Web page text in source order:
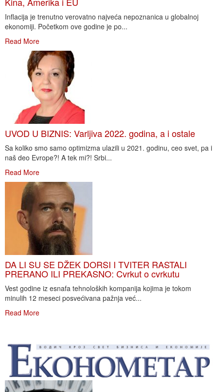
Inflacija je trenutno verovatno najveća nepoznanica u globalnoj
ekonomiji. Početkom ove godine je po...
Read More
UVOD U BIZNIS: Varljiva 2022. godina, a i ostale
Sa koliko smo samo optimizma ulazili u 2021. godinu, ceo svet, pa i
naš deo Evrope?! A tek mi?! Srbi...
Read More
DA LI SU SE DŽEK DORSI I TVITER RASTALI
PRERANO ILI PREKASNO: Cvrkut o cvrkutu
Vest godine iz esnafa tehnoloških kompanija kojima je tokom
minulih 12 meseci posvećivana pažnja već...
Read More